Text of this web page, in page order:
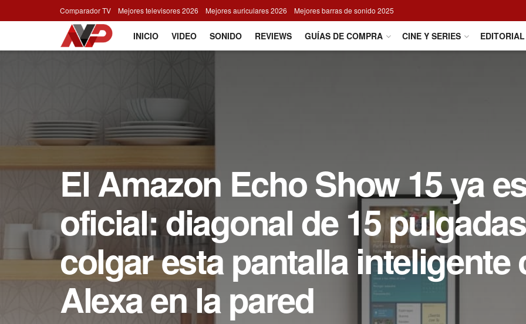
Comparador TV Mejores televisores 2026 Mejores auriculares 2026 Mejores barras de sonido 2025
INICIO VIDEO SONIDO REVIEWS GUÍAS DE COMPRA CINE Y SERIES EDITORIAL
El Amazon Echo Show 15 ya
oficial: diagonal de 15
colgar esta pantalla inteligente
Alexa en la pared